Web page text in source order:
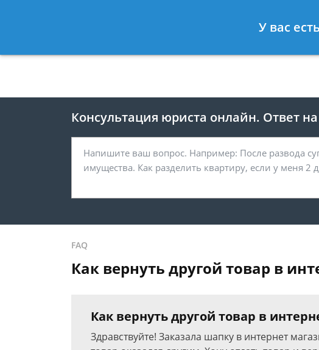
8 812 425-67-81
Консультация юриста онлайн. Ответ
FAQ
Как вернуть другой товар в
Как вернуть другой товар в
Здравствуйте! Заказала шапку в интернет
У вас